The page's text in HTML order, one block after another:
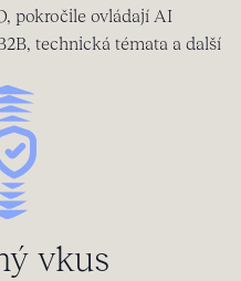
pokročile ovládají AI
technická témata a další
vkus